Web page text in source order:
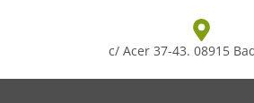
c/ Acer 37-43. 08915